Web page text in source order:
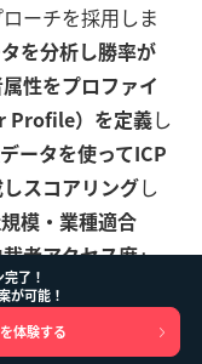
ーチを採用しま
を分析し勝率が
性をプロファイ
Profile）を定義し
ータを使ってICP
スコアリングし
規模・業種適合
者アクセス度」
に重点アプロー
Marketing）
いアカウントに
了！
が可能！
体験する